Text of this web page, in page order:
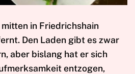
in Friedrichshain
Den Laden gibt es zwar
aber bislang hat er sich
entzogen,